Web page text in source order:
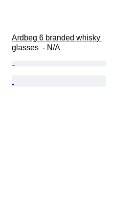
Ardbeg 6 branded whisky
glasses  - N/A